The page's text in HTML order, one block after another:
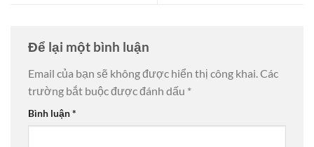
Để lại một bình luận
Email của bạn sẽ không được hiển thị công khai.Các
trường bắt buộc được đánh dấu *
Bình luận*